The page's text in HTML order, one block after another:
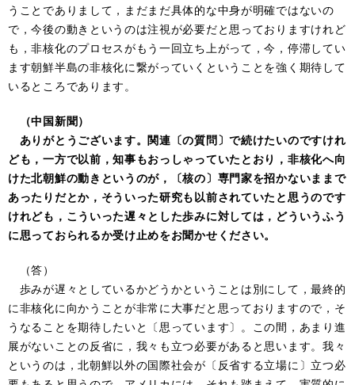
うことでありまして，まだまだ具体的な中身が明確ではないの
で，今後の動きというのは注視が必要だと思っておりますけれど
も，非核化のプロセスがもう一回立ち上がって，今，停滞してい
ます朝鮮半島の非核化に繋がっていくということを強く期待して
いるところであります。
（中国新聞）
ありがとうございます。関連〔の質問〕で続けたいのですけれ
ども，一方で以前，知事もおっしゃっていたとおり，非核化へ向
けた北朝鮮の動きというのが，〔核の〕専門家を招かないままで
あったりだとか，そういった研究も以前されていたと思うのです
けれども，こういった遅々とした歩みに対しては，どういうふう
に思っておられるか受け止めをお聞かせください。
（答）
歩みが遅々としているかどうかということは別にして，最終的
に非核化に向かうことが非常に大事だと思っておりますので，そ
うなることを期待したいと〔思っています〕。この間，あまり進
展がないことの反省に，我々も立つ必要があると思います。我々
というのは，北朝鮮以外の国際社会が〔反省する立場に〕立つ必